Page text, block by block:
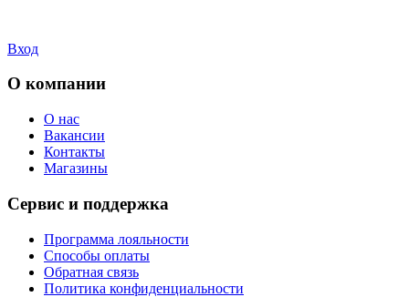
Вход
О компании
О нас
Вакансии
Контакты
Магазины
Сервис и поддержка
Программа лояльности
Способы оплаты
Обратная связь
Политика конфиденциальности